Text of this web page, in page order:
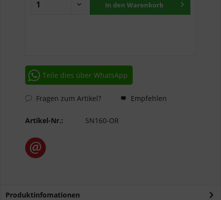
In den Warenkorb
Teile dies über WhatsApp
Fragen zum Artikel? Empfehlen
Artikel-Nr.: SN160-OR
Produktinfomationen